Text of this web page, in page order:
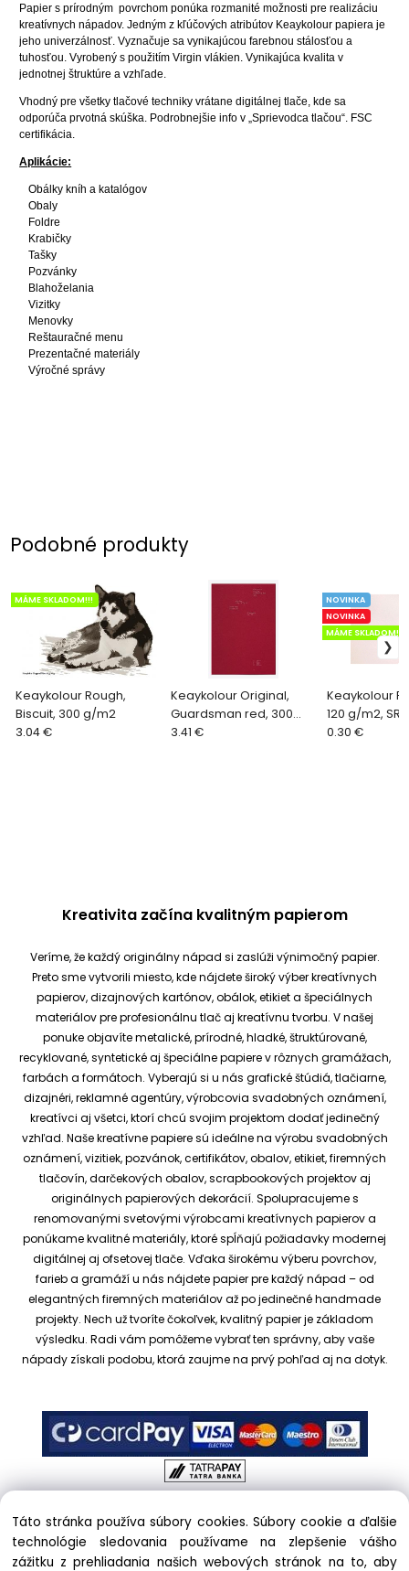
Papier s prírodným povrchom ponúka rozmanité možnosti pre realizáciu
kreatívnych nápadov. Jedným z kľúčových atribútov Keaykolour papiera je
jeho univerzálnosť. Vyznačuje sa vynikajúcou farebnou stálosťou a
tuhosťou. Vyrobený s použitím Virgin vlákien. Vynikajúca kvalita v
jednotnej štruktúre a vzhľade.
Vhodný pre všetky tlačové techniky vrátane digitálnej tlače, kde sa
odporúča prvotná skúška. Podrobnejšie info v „Sprievodca tlačou“. FSC
certifikácia.
Aplikácie:
Obálky kníh a katalógov
Obaly
Foldre
Krabičky
Tašky
Pozvánky
Blahoželania
Vizitky
Menovky
Reštauračné menu
Prezentačné materiály
Výročné správy
Podobné produkty
Keaykolour Rough,
Biscuit, 300 g/m2
MÁME SKLADOM!!!
3.04 €
Keaykolour Original,
Guardsman red, 300
g/m2
3.41 €
Keaykolour
120 g/m2,
NOVINKA
NOVINKA
MÁME SKLADOM!!!
0.30 €
Kreativita začína kvalitným papierom
Veríme, že každý originálny nápad si zaslúži výnimočný papier.
Preto sme vytvorili miesto, kde nájdete široký výber kreatívnych
papierov, dizajnových kartónov, obálok, etikiet a špeciálnych
materiálov pre profesionálnu tlač aj kreatívnu tvorbu. V našej
ponuke objavíte metalické, prírodné, hladké, štruktúrované,
recyklované, syntetické aj špeciálne papiere v rôznych gramážach,
farbách a formátoch. Vyberajú si u nás grafické štúdiá, tlačiarne,
dizajnéri, reklamné agentúry, výrobcovia svadobných oznámení,
kreatívci aj všetci, ktorí chcú svojim projektom dodať jedinečný
vzhľad. Naše kreatívne papiere sú ideálne na výrobu svadobných
oznámení, vizitiek, pozvánok, certifikátov, obalov, etikiet, firemných
tlačovín, darčekových obalov, scrapbookových projektov aj
originálnych papierových dekorácií. Spolupracujeme s
renomovanými svetovými výrobcami kreatívnych papierov a
ponúkame kvalitné materiály, ktoré spĺňajú požiadavky modernej
digitálnej aj ofsetovej tlače. Vďaka širokému výberu povrchov,
farieb a gramáží u nás nájdete papier pre každý nápad – od
elegantných firemných materiálov až po jedinečné handmade
projekty. Nech už tvoríte čokoľvek, kvalitný papier je základom
výsledku. Radi vám pomôžeme vybrať ten správny, aby vaše
nápady získali podobu, ktorá zaujme na prvý pohľad aj na dotyk.
Copyright © 2017 kreativnypapier.sk, All rights reserved |
hajekova@kreativnypapier.sk| Beckovská 38/A, 831 04
Táto stránka používa súbory cookies. Súbory cookie a ďalšie
technológie sledovania používame na zlepšenie vášho
zážitku z prehliadania našich webových stránok na to, aby